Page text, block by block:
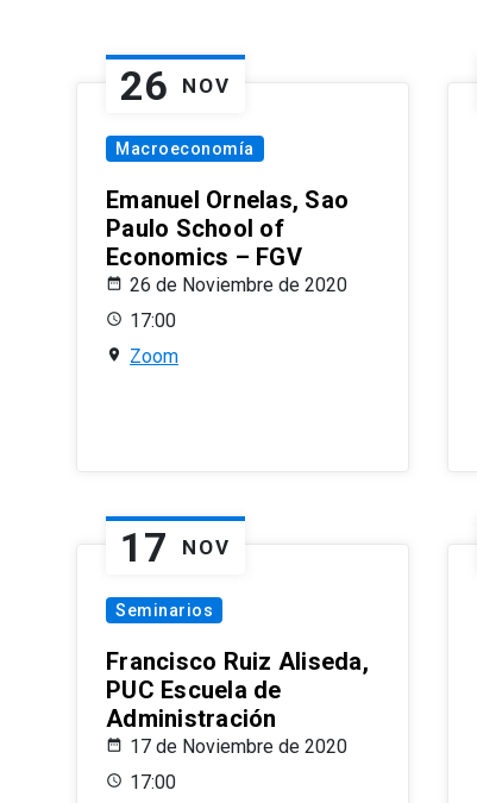
26 NOV
Macroeconomía
Emanuel Ornelas, Sao
Paulo School of
Economics – FGV
26 de Noviembre de 2020
17:00
Zoom
17 NOV
Seminarios
Francisco Ruiz Aliseda,
PUC Escuela de
Administración
17 de Noviembre de 2020
17:00